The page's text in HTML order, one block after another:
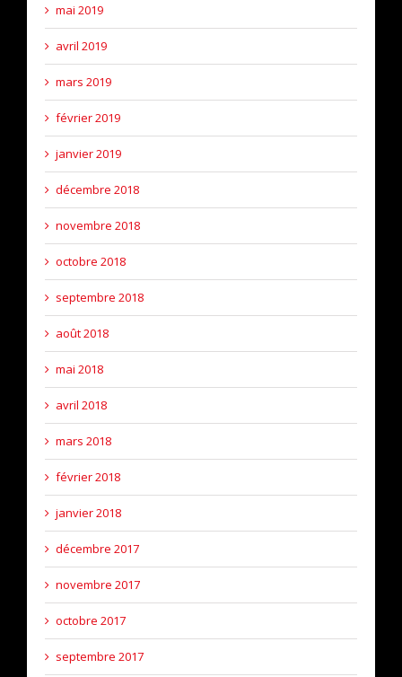
mai 2019
avril 2019
mars 2019
février 2019
janvier 2019
décembre 2018
novembre 2018
octobre 2018
septembre 2018
août 2018
mai 2018
avril 2018
mars 2018
février 2018
janvier 2018
décembre 2017
novembre 2017
octobre 2017
septembre 2017